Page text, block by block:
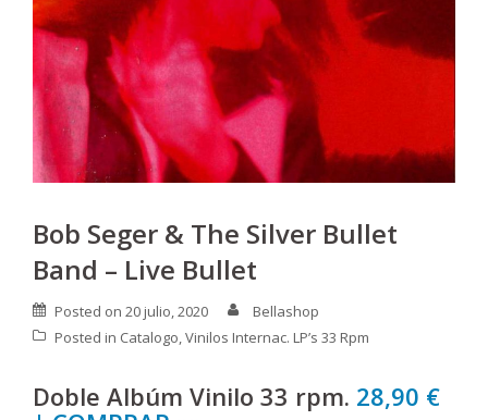
Bob Seger & The Silver Bullet
Band – Live Bullet
Posted on 20 julio, 2020
Bellashop
Posted in Catalogo,Vinilos Internac. LP’s 33 Rpm
Doble Albúm Vinilo 33 rpm. 28,90 €